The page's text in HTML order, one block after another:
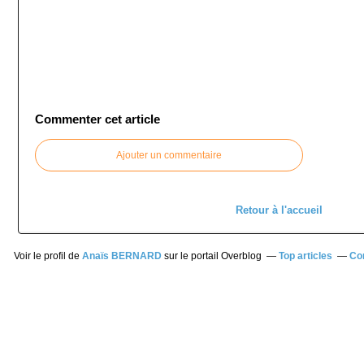
Commenter cet article
Ajouter un commentaire
Retour à l'accueil
Voir le profil de Anaïs BERNARDsur le portail Overblog Top articles